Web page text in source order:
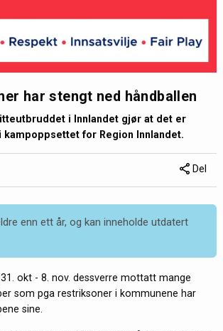
har stengt ned håndballen
i Innlandet gjør at det er
kampoppsettet for Region Innlandet.
Del
enn ett år, og kan inneholde utdatert
okt - 8. nov. dessverre mottatt mange
som pga restriksoner i kommunene har
sine.